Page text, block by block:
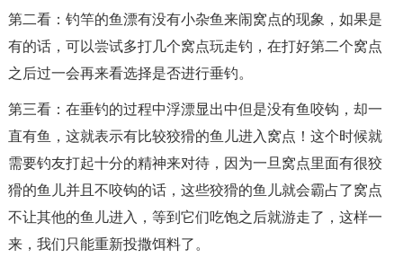
第二看：钓竿的鱼漂有没有小杂鱼来闹窝点的现象，如果是
有的话，可以尝试多打几个窝点玩走钓，在打好第二个窝点
之后过一会再来看选择是否进行垂钓。
第三看：在垂钓的过程中浮漂显出中但是没有鱼咬钩，却一
直有鱼，这就表示有比较狡猾的鱼儿进入窝点！这个时候就
需要钓友打起十分的精神来对待，因为一旦窝点里面有很狡
猾的鱼儿并且不咬钩的话，这些狡猾的鱼儿就会霸占了窝点
不让其他的鱼儿进入，等到它们吃饱之后就游走了，这样一
来，我们只能重新投撒饵料了。